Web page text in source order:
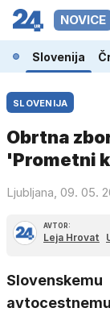
NOVICE
Slovenija
SLOVENIJA
Obrtna
'Prometni
Ljubljana, 09. 05.
AVTOR:
Leja Hrovat
Slovenskemu